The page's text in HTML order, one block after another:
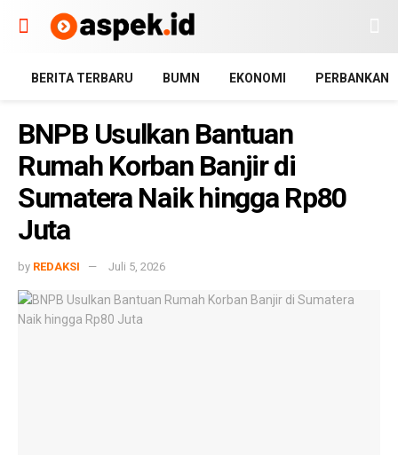
BERITA TERBARU BUMN EKONOMI PERBANKAN
BNPB Usulkan Bantuan
Rumah Korban Banjir di
Sumatera Naik hingga Rp80
Juta
by REDAKSI Juli 5, 2026